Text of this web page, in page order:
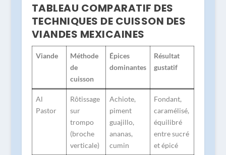
TABLEAU COMPARATIF DES
TECHNIQUES DE CUISSON DES
VIANDES MEXICAINES
Viande
Méthode
de
cuisson
Épices
dominantes
Résultat
gustatif
Al
Pastor
Rôtissage
sur
trompo
(broche
verticale)
Achiote,
piment
guajillo,
ananas,
cumin
Fondant,
caramélisé,
équilibré
entre sucré
et épicé